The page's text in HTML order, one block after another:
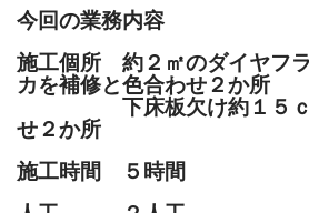
今回の業務内容
施工個所 約２㎡のダイヤフ
カを補修と色合わせ２か所
下床板欠け約１５ｃｍ
せ２か所
施工時間 ５時間